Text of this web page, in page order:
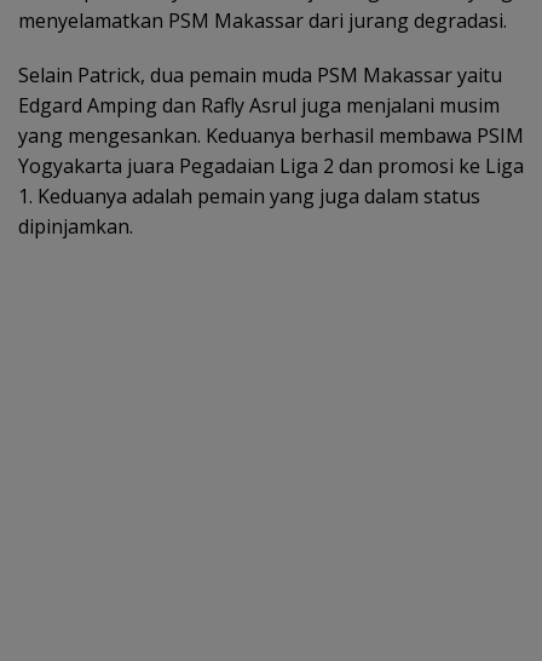
menyelamatkan PSM Makassar dari jurang degradasi.
Selain Patrick, dua pemain muda PSM Makassar yaitu
Edgard Amping dan Rafly Asrul juga menjalani musim
yang mengesankan. Keduanya berhasil membawa PSIM
Yogyakarta juara Pegadaian Liga 2 dan promosi ke Liga
1. Keduanya adalah pemain yang juga dalam status
dipinjamkan.